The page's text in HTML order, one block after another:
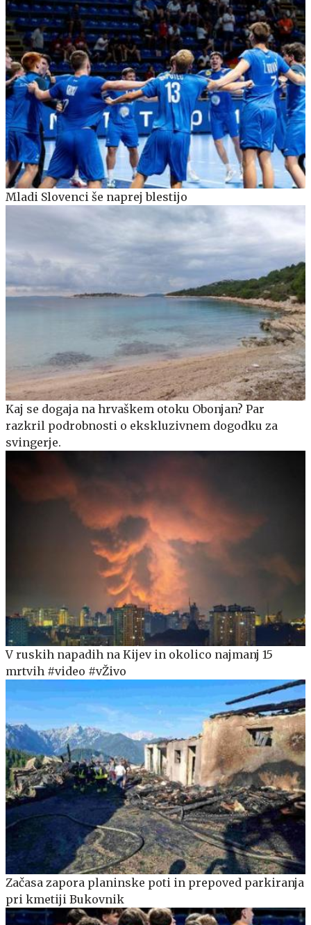
Mladi Slovenci še naprej blestijo
Kaj se dogaja na hrvaškem otoku Obonjan? Par
razkril podrobnosti o ekskluzivnem dogodku za
svingerje.
V ruskih napadih na Kijev in okolico najmanj 15
mrtvih #video #vŽivo
Začasa zapora planinske poti in prepoved parkiranja
pri kmetiji Bukovnik